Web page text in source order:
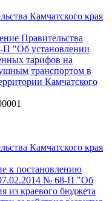
Камчатского края
Правительства
П "Об установлении
тарифов на
транспортом в
Камчатского
Камчатского края
к постановлению
07.02.2014 № 68-П "Об
из краевого бюджета